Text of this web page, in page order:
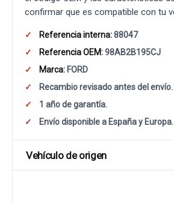
confirmar que es compatible con tu
Referencia interna:88047
Referencia OEM:98AB2B195CJ
Marca: FORD
Recambio revisado antes del envío.
1 año de garantía.
Envío disponible a España y Europa.
Vehículo de origen